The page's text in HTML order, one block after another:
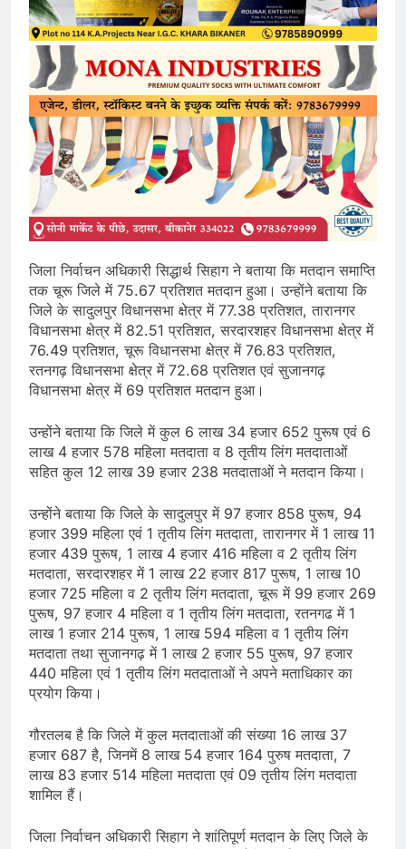
जिला निर्वाचन अधिकारी सिद्धार्थ सिहाग ने बताया कि मतदान समाप्ति
तक चूरू जिले में 75.67 प्रतिशत मतदान हुआ। उन्होंने बताया कि
जिले के सादुलपुर विधानसभा क्षेत्र में 77.38 प्रतिशत, तारानगर
विधानसभा क्षेत्र में 82.51 प्रतिशत, सरदारशहर विधानसभा क्षेत्र में
76.49 प्रतिशत, चूरू विधानसभा क्षेत्र में 76.83 प्रतिशत,
रतनगढ़ विधानसभा क्षेत्र में 72.68 प्रतिशत एवं सुजानगढ़
विधानसभा क्षेत्र में 69 प्रतिशत मतदान हुआ।
उन्होंने बताया कि जिले में कुल 6 लाख 34 हजार 652 पुरूष एवं 6
लाख 4 हजार 578 महिला मतदाता व 8 तृतीय लिंग मतदाताओं
सहित कुल 12 लाख 39 हजार 238 मतदाताओं ने मतदान किया।
उन्होंने बताया कि जिले के सादुलपुर में 97 हजार 858 पुरूष, 94
हजार 399 महिला एवं 1 तृतीय लिंग मतदाता, तारानगर में 1 लाख 11
हजार 439 पुरूष, 1 लाख 4 हजार 416 महिला व 2 तृतीय लिंग
मतदाता, सरदारशहर में 1 लाख 22 हजार 817 पुरूष, 1 लाख 10
हजार 725 महिला व 2 तृतीय लिंग मतदाता, चूरू में 99 हजार 269
पुरूष, 97 हजार 4 महिला व 1 तृतीय लिंग मतदाता, रतनगढ में 1
लाख 1 हजार 214 पुरूष, 1 लाख 594 महिला व 1 तृतीय लिंग
मतदाता तथा सुजानगढ़ में 1 लाख 2 हजार 55 पुरूष, 97 हजार
440 महिला एवं 1 तृतीय लिंग मतदाताओं ने अपने मताधिकार का
प्रयोग किया।
गौरतलब है कि जिले में कुल मतदाताओं की संख्या 16 लाख 37
हजार 687 है, जिनमें 8 लाख 54 हजार 164 पुरुष मतदाता, 7
लाख 83 हजार 514 महिला मतदाता एवं 09 तृतीय लिंग मतदाता
शामिल हैं।
जिला निर्वाचन अधिकारी सिहाग ने शांतिपूर्ण मतदान के लिए जिले के